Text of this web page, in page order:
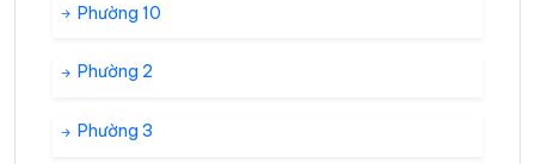
Phường 10
Phường 2
Phường 3